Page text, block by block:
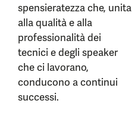
spensieratezza che, unita
alla qualità e alla
professionalità dei
tecnici e degli speaker
che ci lavorano,
conducono a continui
successi.